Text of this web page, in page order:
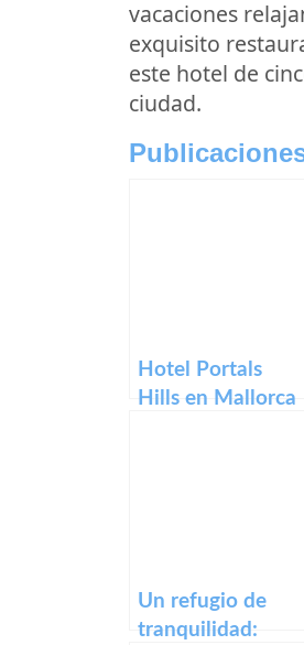
vacaciones
exquisito
este hotel de
ciudad.
Hotel Portals
Hills en Mallorca
Un refugio de
tranquilidad: